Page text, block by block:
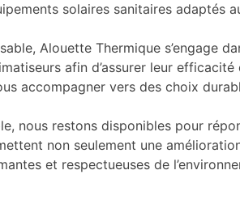
solaires sanitaires adaptés
Alouette Thermique s’engage
afin d’assurer leur
accompagner vers des choix
nous restons disponibles pour
non seulement une
et respectueuses de